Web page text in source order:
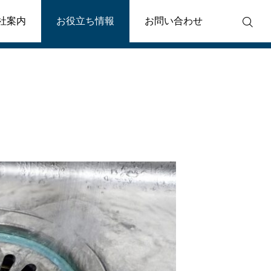
案内 お役立ち情報 お問い合わせ